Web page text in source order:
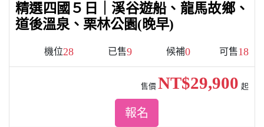
精選四國５日｜溪谷遊船、龍馬故鄉、
道後溫泉、栗林公園(晚早)
機位28 已售9 候補0 可售18
售價 NT$29,900 起
報名